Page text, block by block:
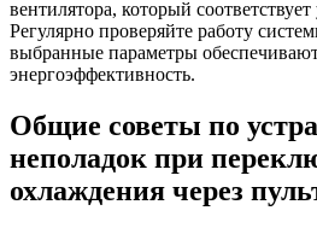
вентилятора, который
Регулярно проверяйте работу
выбранные параметры
энергоэффективность.
Общие советы по
неполадок при
охлаждения через